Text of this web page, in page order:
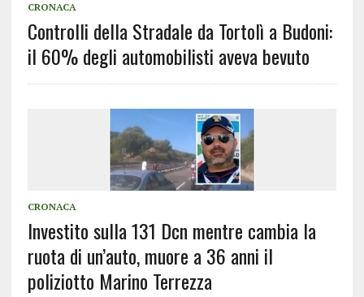
CRONACA
Controlli della Stradale da Tortolì a Budoni:
il 60% degli automobilisti aveva bevuto
CRONACA
Investito sulla 131 Dcn mentre cambia la
ruota di un’auto, muore a 36 anni il
poliziotto Marino Terrezza